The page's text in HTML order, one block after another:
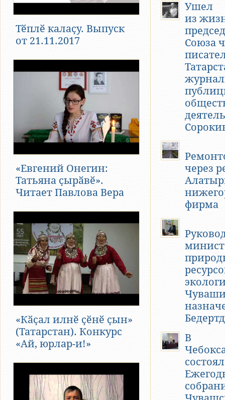
Тӗплӗ калаҫу. Выпуск
от 21.11.2017
«Евгений Онегин:
Татьяна ҫырӑвӗ».
Читает Павлова Вера
«Кӑҫал илнӗ ҫӗнӗ ҫын»
(Татарстан). Конкурс
«Ай, юрлар-и!»
Ушел
из
Союза
через
фирма
В